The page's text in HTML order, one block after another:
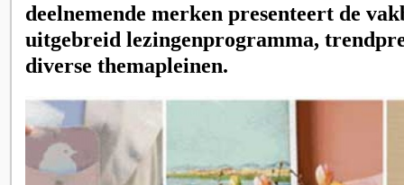
deelnemende merken presenteert de
uitgebreid lezingenprogramma,
diverse themapleinen.